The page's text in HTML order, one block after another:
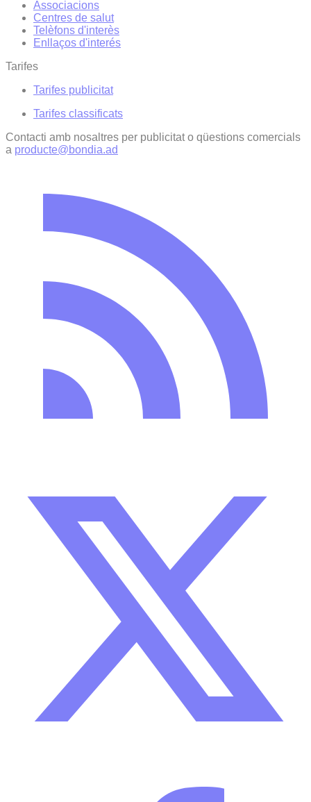
Associacions
Centres de salut
Telèfons d'interès
Enllaços d'interés
Tarifes
Tarifes publicitat
Tarifes classificats
Contacti amb nosaltres per publicitat o qüestions comercials
a producte@bondia.ad